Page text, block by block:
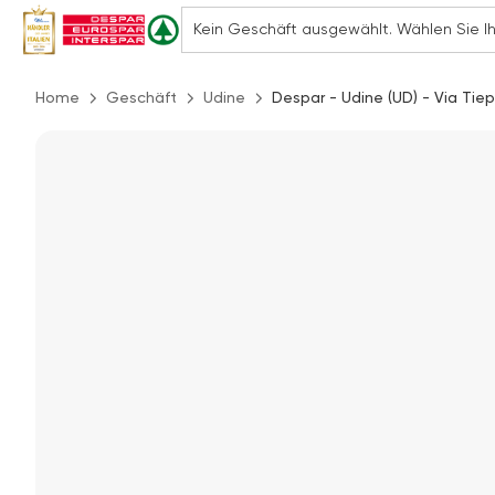
Home Geschäft Udine Despar - Udine (UD) - Via